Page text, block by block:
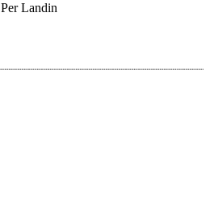
Per Landin